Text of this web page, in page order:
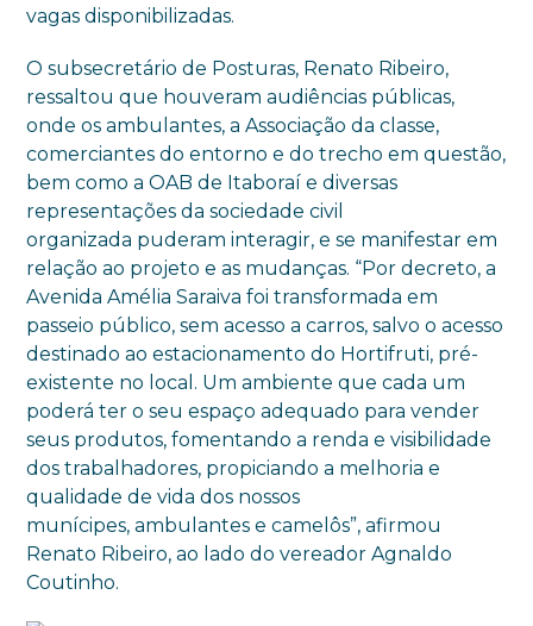
vagas disponibilizadas.
O subsecretário de Posturas, Renato Ribeiro,
ressaltou que houveram audiências públicas,
onde os ambulantes, a Associação da classe,
comerciantes do entorno e do trecho em questão,
bem como a OAB de Itaboraí e diversas
representações da sociedade civil
organizada puderam interagir, e se manifestar em
relação ao projeto e as mudanças. “Por decreto, a
Avenida Amélia Saraiva foi transformada em
passeio público, sem acesso a carros, salvo o acesso
destinado ao estacionamento do Hortifruti, pré-
existente no local. Um ambiente que cada um
poderá ter o seu espaço adequado para vender
seus produtos, fomentando a renda e visibilidade
dos trabalhadores, propiciando a melhoria e
qualidade de vida dos nossos
munícipes, ambulantes e camelôs”, afirmou
Renato Ribeiro, ao lado do vereador Agnaldo
Coutinho.